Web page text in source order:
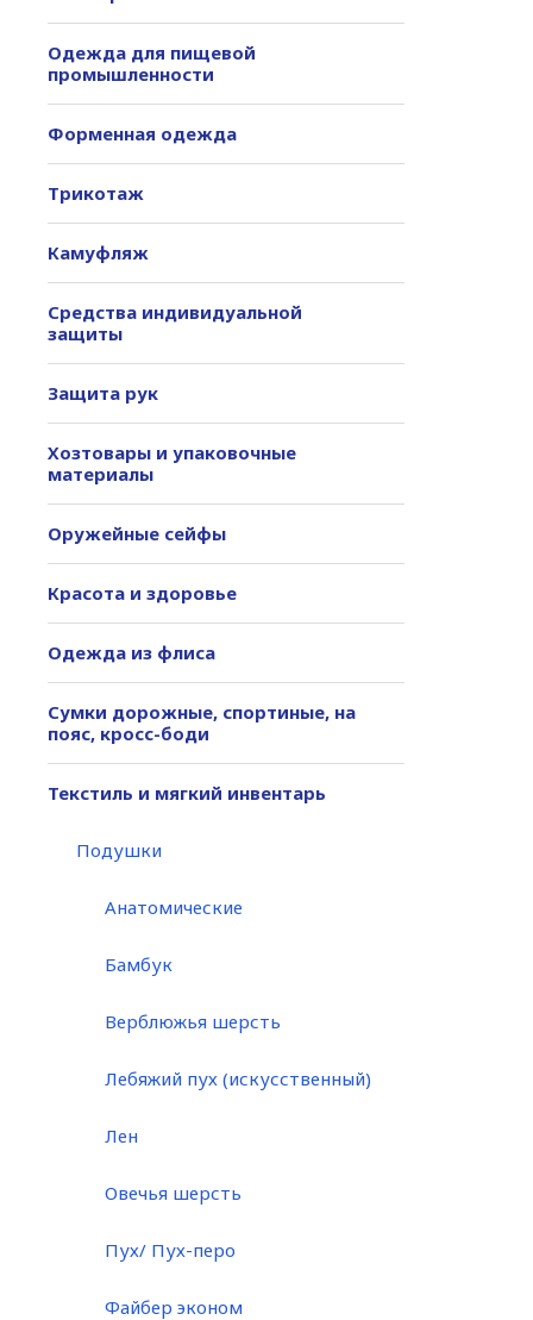
Одежда для пищевой
промышленности
Форменная одежда
Трикотаж
Камуфляж
Средства индивидуальной
защиты
Защита рук
Хозтовары и упаковочные
материалы
Оружейные сейфы
Красота и здоровье
Одежда из флиса
Сумки дорожные, спортиные, на
пояс, кросс-боди
Текстиль и мягкий инвентарь
Подушки
Анатомические
Бамбук
Верблюжья шерсть
Лебяжий пух (искусственный)
Лен
Овечья шерсть
Пух/ Пух-перо
Файбер эконом